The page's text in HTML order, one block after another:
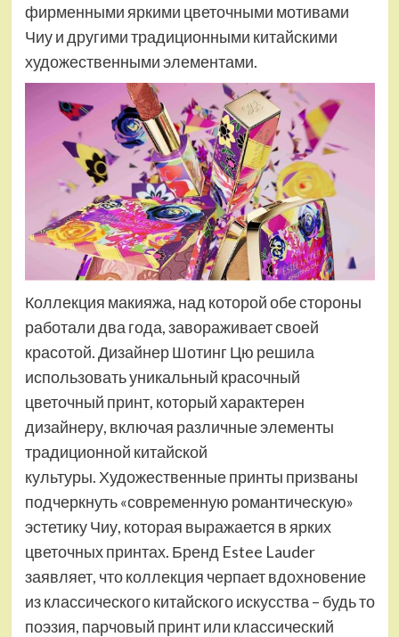
фирменными яркими цветочными мотивами
Чиу и другими традиционными китайскими
художественными элементами.
Коллекция макияжа, над которой обе стороны
работали два года, завораживает своей
красотой. Дизайнер Шотинг Цю решила
использовать уникальный красочный
цветочный принт, который характерен
дизайнеру, включая различные элементы
традиционной китайской
культуры. Художественные принты призваны
подчеркнуть «современную романтическую»
эстетику Чиу, которая выражается в ярких
цветочных принтах. Бренд Estee Lauder
заявляет, что коллекция черпает вдохновение
из классического китайского искусства – будь то
поэзия, парчовый принт или классический